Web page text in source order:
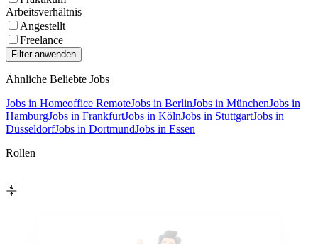
Arbeitsverhältnis
Angestellt
Freelance
Ähnliche Beliebte Jobs
Jobs in Homeoffice RemoteJobs in BerlinJobs in MünchenJobs in
HamburgJobs in FrankfurtJobs in KölnJobs in StuttgartJobs in
DüsseldorfJobs in DortmundJobs in Essen
Rollen